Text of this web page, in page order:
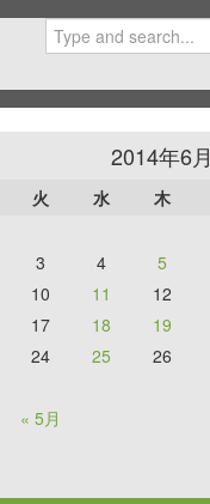
2014年6月
火 水 木
« 5月
3 4 5
10 11 12
17 18 19
24 25 26